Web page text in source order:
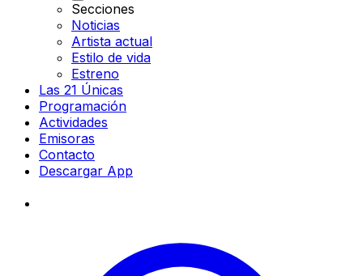
Secciones
Noticias
Artista actual
Estilo de vida
Estreno
Las 21 Únicas
Programación
Actividades
Emisoras
Contacto
Descargar App